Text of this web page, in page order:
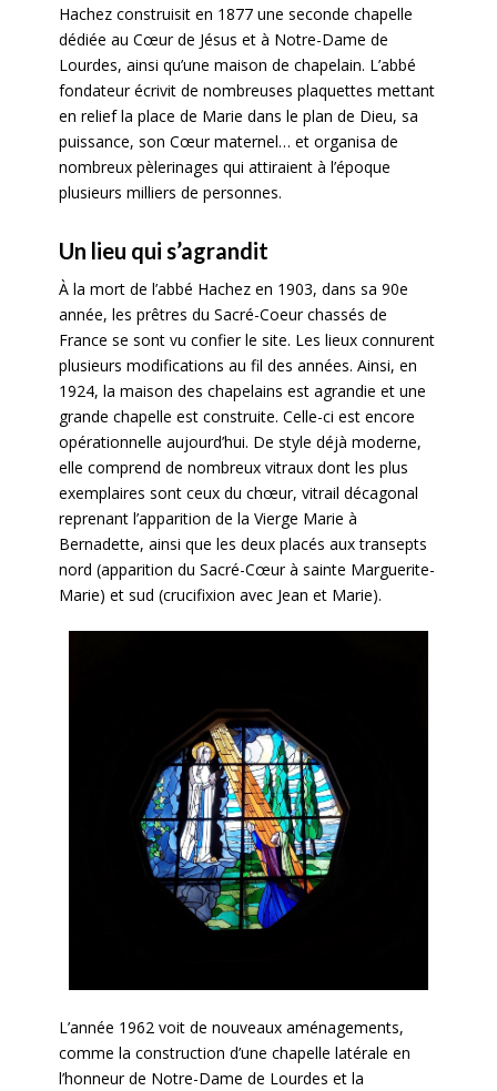
Hachez construisit en 1877 une seconde chapelle
dédiée au Cœur de Jésus et à Notre-Dame de
Lourdes, ainsi qu’une maison de chapelain. L’abbé
fondateur écrivit de nombreuses plaquettes mettant
en relief la place de Marie dans le plan de Dieu, sa
puissance, son Cœur maternel… et organisa de
nombreux pèlerinages qui attiraient à l’époque
plusieurs milliers de personnes.
Un lieu qui s’agrandit
À la mort de l’abbé Hachez en 1903, dans sa 90e
année, les prêtres du Sacré-Coeur chassés de
France se sont vu confier le site. Les lieux connurent
plusieurs modifications au fil des années. Ainsi, en
1924, la maison des chapelains est agrandie et une
grande chapelle est construite. Celle-ci est encore
opérationnelle aujourd’hui. De style déjà moderne,
elle comprend de nombreux vitraux dont les plus
exemplaires sont ceux du chœur, vitrail décagonal
reprenant l’apparition de la Vierge Marie à
Bernadette, ainsi que les deux placés aux transepts
nord (apparition du Sacré-Cœur à sainte Marguerite-
Marie) et sud (crucifixion avec Jean et Marie).
L’année 1962 voit de nouveaux aménagements,
comme la construction d’une chapelle latérale en
l’honneur de Notre-Dame de Lourdes et la